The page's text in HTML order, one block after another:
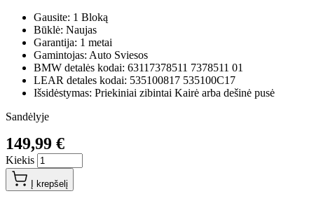
Gausite: 1 Bloką
Būklė: Naujas
Garantija: 1 metai
Gamintojas: Auto Sviesos
BMW detalės kodai: 63117378511 7378511 01
LEAR detales kodai: 535100817 535100C17
Išsidėstymas: Priekiniai zibintai Kairė arba dešinė pusė
Sandėlyje
149,99 €
Kiekis
Į krepšelį